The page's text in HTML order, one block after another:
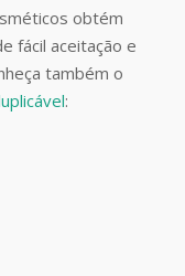
obtém
fácil aceitação e
também o
: